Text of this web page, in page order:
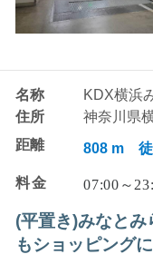
名称
KDX横浜
住所
神奈川県
距離
808 m 徒
料金 07:00～
(平置き)みなと
もショッピング